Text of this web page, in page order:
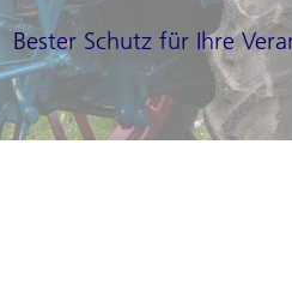
Bester Schutz für Ihre